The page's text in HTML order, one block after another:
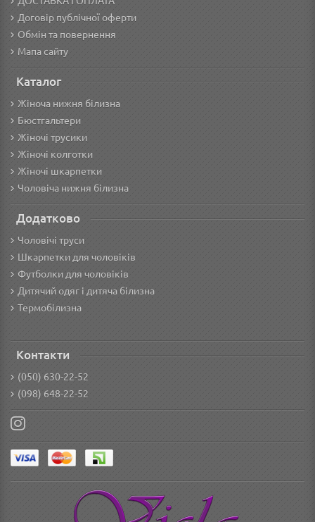
Договір публічної оферти
Обмін та повернення
Мапа сайту
Каталог
Жіноча нижня білизна
Бюстгальтери
Жіночі трусики
Жіночі колготки
Жіночі шкарпетки
Чоловіча нижня білизна
Додатково
Чоловічі труси
Шкарпетки для чоловіків
Футболки для чоловіків
Дитячий одяг і дитяча білизна
Термобілизна
Контакти
(050) 630-22-52
(098) 648-22-52